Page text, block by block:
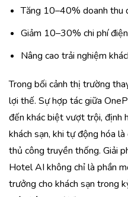
Tăng 10–40% doanh thu
Giảm 10–30% chi phí
Nâng cao trải nghiệm
Trong bối cảnh thị trường
lợi thế. Sự hợp tác giữa
đến khác biệt vượt trội, định
khách sạn, khi tự động hóa
thủ công truyền thống. Giải
Hotel AI không chỉ là phần
trưởng cho khách sạn trong